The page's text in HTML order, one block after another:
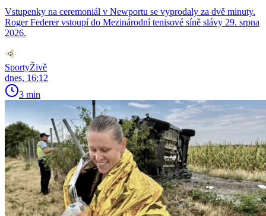
Vstupenky na ceremoniál v Newportu se vyprodaly za dvě minuty.
Roger Federer vstoupí do Mezinárodní tenisové síně slávy 29. srpna
2026.
SportyŽivě
dnes, 16:12
3 min